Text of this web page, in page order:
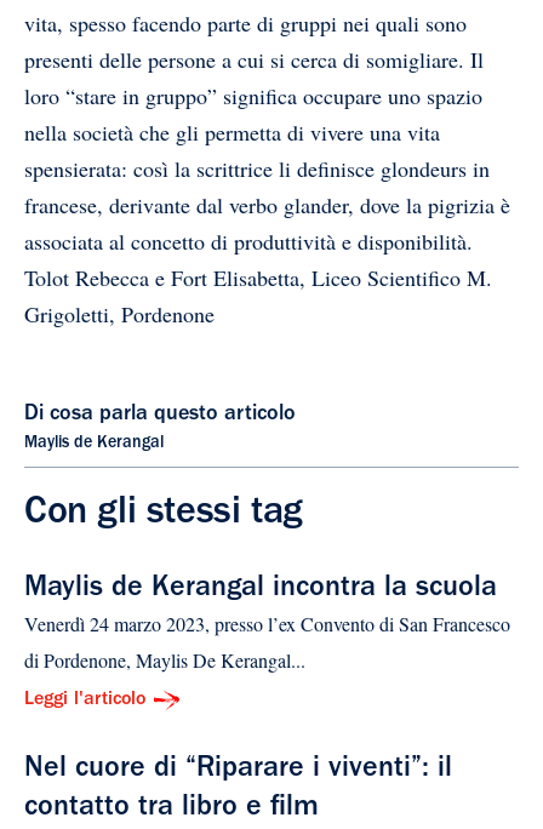
vita, spesso facendo parte di gruppi nei quali sono
presenti delle persone a cui si cerca di somigliare. Il
loro “stare in gruppo” significa occupare uno spazio
nella società che gli permetta di vivere una vita
spensierata: così la scrittrice li definisce glondeurs in
francese, derivante dal verbo glander, dove la pigrizia è
associata al concetto di produttività e disponibilità.
Tolot Rebecca e Fort Elisabetta, Liceo Scientifico M.
Grigoletti, Pordenone
Di cosa parla questo articolo
Maylis de Kerangal
Con gli stessi tag
Maylis de Kerangal incontra la scuola
Venerdì 24 marzo 2023, presso l’ex Convento di San Francesco
di Pordenone, Maylis De Kerangal...
Leggi l'articolo
Nel cuore di “Riparare i viventi”: il
contatto tra libro e film